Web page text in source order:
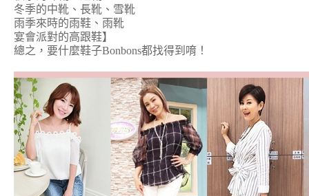
冬季的中靴、長靴、雪靴
雨季來時的雨鞋、雨靴
宴會派對的高跟鞋】
總之，要什麼鞋子Bonbons都找得到唷！